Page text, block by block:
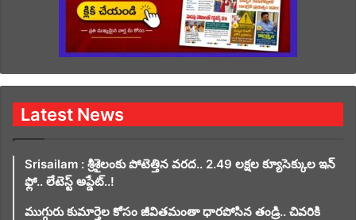
Latest News
Srisailam : శ్రీశైలంకు పోటెత్తిన వరద.. 2.49 లక్షల క్యూసెక్కుల ఇన్
ఫ్లో.. లేటెస్ట్ అప్డేట్..!
ముగ్గురు కుమార్తెల కోసం జీవితమంతా ధారపోసిన తండ్రి.. చివరికి